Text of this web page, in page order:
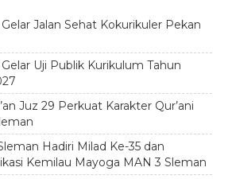
Jalan Sehat Kokurikuler Pekan
Uji Publik Kurikulum Tahun
Juz 29 Perkuat Karakter Qur’ani
Hadiri Milad Ke-35 dan
Kemilau Mayoga MAN 3 Sleman